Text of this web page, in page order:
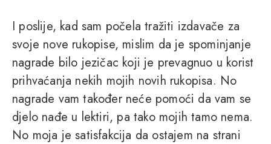
I poslije, kad sam počela tražiti izdavače za
svoje nove rukopise, mislim da je spominjanje
nagrade bilo jezičac koji je prevagnuo u korist
prihvaćanja nekih mojih novih rukopisa. No
nagrade vam također neće pomoći da vam se
djelo nađe u lektiri, pa tako mojih tamo nema.
No moja je satisfakcija da ostajem na strani